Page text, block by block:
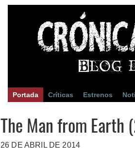
Portada Críticas Estrenos
The Man from Earth
26 DE ABRIL DE 2014